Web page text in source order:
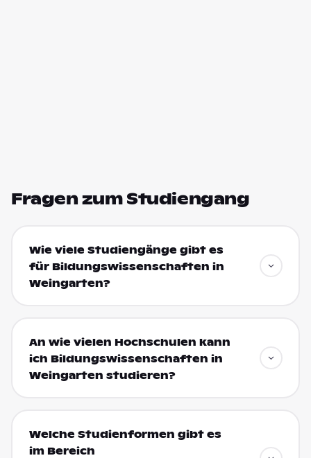
Fragen zum Studiengang
Wie viele Studiengänge gibt es
für Bildungswissenschaften in
Weingarten?
An wie vielen Hochschulen kann
ich Bildungswissenschaften in
Weingarten studieren?
Welche Studienformen gibt es
im Bereich